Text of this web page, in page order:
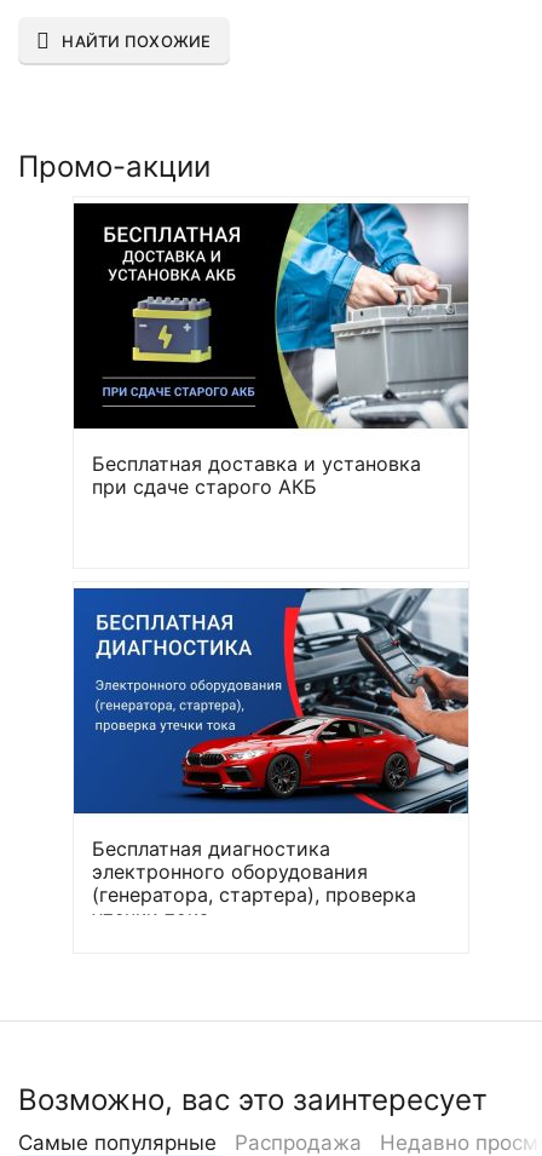
НАЙТИ ПОХОЖИЕ
Промо-акции
Бесплатная доставка и установка
при сдаче старого АКБ
Бесплатная диагностика
электронного оборудования
(генератора, стартера), проверка
утечки тока
Возможно, вас это заинтересует
Самые популярные Распродажа Недавно